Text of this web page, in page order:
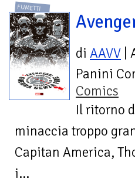
FUMETTI
di AAVV |
Panini
Comics
Il ritorno
minaccia troppo
Capitan America,
i...